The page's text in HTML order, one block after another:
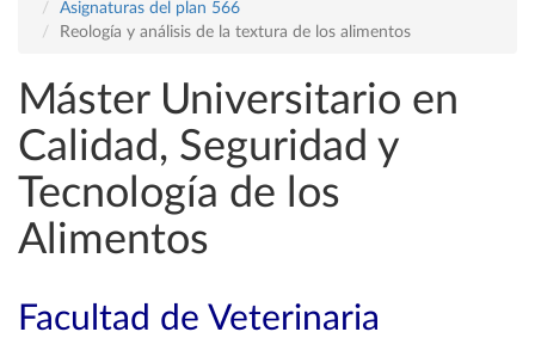
Asignaturas del plan 566
Reología y análisis de la textura de los alimentos
Máster Universitario en
Calidad, Seguridad y
Tecnología de los
Alimentos
Facultad de Veterinaria